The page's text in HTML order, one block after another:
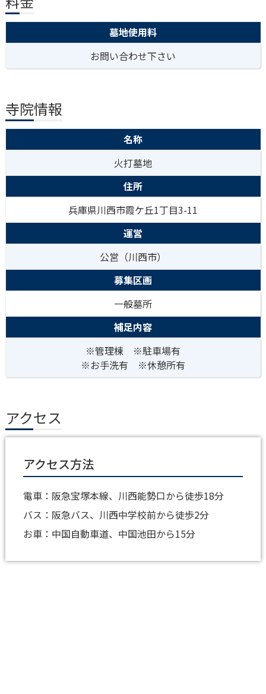
墓地使用料
お問い合わせ下さい
寺院情報
名称
火打墓地
住所
兵庫県川西市霞ケ丘1丁目3-11
運営
公営（川西市）
募集区画
一般墓所
補足内容
※管理棟 ※駐車場有
※お手洗有 ※休憩所有
アクセス
アクセス方法
電車：阪急宝塚本線、川西能勢口から徒歩18分
バス：阪急バス、川西中学校前から徒歩2分
お車：中国自動車道、中国池田から15分